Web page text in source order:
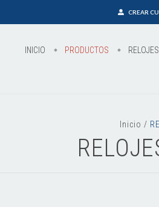
CREAR
INICIO PRODUCTOS
Inicio /